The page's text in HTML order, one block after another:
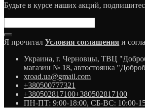
Будьте в курсе наших акций,
Я прочитал Условия соглашения и
Украина, г. Черновцы, ТВЦ
магазин № 18, автостоянка
xroad.ua@gmail.com
+380500777321
+380502817100+380502817100
ПН-ПТ: 9:00-18:00, СБ-ВС: 10:00-